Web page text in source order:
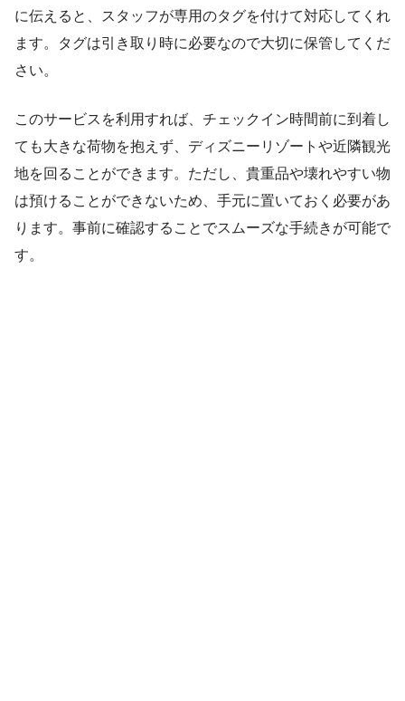
に伝えると、スタッフが専用のタグを付けて対応してくれ
ます。タグは引き取り時に必要なので大切に保管してくだ
さい。
このサービスを利用すれば、チェックイン時間前に到着し
ても大きな荷物を抱えず、ディズニーリゾートや近隣観光
地を回ることができます。ただし、貴重品や壊れやすい物
は預けることができないため、手元に置いておく必要があ
ります。事前に確認することでスムーズな手続きが可能で
す。